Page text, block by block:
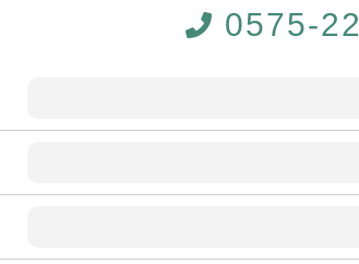
0575-